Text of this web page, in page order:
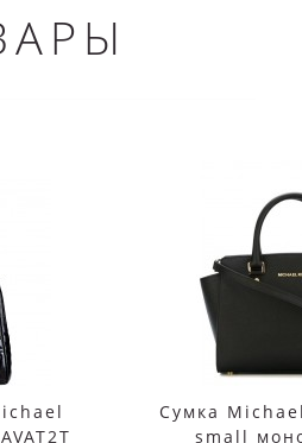
Сумка
small